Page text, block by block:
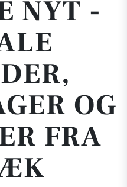
NYT -
OG
FRA